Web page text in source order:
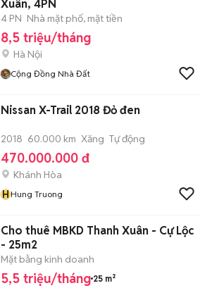
Xuân, 4PN
4 PN Nhà mặt phố, mặt tiền
8,5 triệu/tháng
Hà Nội
Cộng Đồng Nhà Đất
Nissan X-Trail 2018 Đỏ đen
2018 60.000 km Xăng Tự động
470.000.000 đ
Khánh Hòa
HHung Truong
Cho thuê MBKD Thanh Xuân - Cự Lộc
- 25m2
Mặt bằng kinh doanh
5,5 triệu/tháng 25 m²